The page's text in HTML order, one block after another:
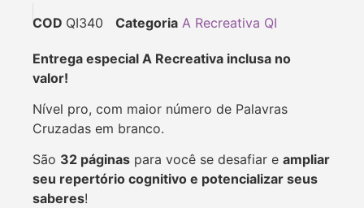
COD QI340 Categoria A Recreativa QI
Entrega especial A Recreativa inclusa no
valor!
Nível pro, com maior número de Palavras
Cruzadas em branco.
São 32 páginas para você se desafiar e ampliar
seu repertório cognitivo e potencializar seus
saberes!